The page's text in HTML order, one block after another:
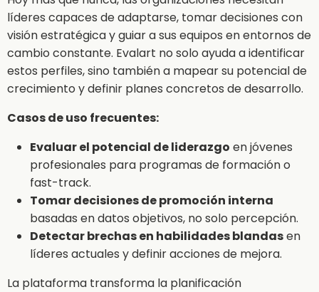
líderes capaces de adaptarse, tomar decisiones con
visión estratégica y guiar a sus equipos en entornos de
cambio constante. Evalart no solo ayuda a identificar
estos perfiles, sino también a mapear su potencial de
crecimiento y definir planes concretos de desarrollo.
Casos de uso frecuentes:
Evaluar el potencial de liderazgo en jóvenes
profesionales para programas de formación o
fast-track.
Tomar decisiones de promoción interna
basadas en datos objetivos, no solo percepción.
Detectar brechas en habilidades blandasen
líderes actuales y definir acciones de mejora.
La plataforma transforma la planificación